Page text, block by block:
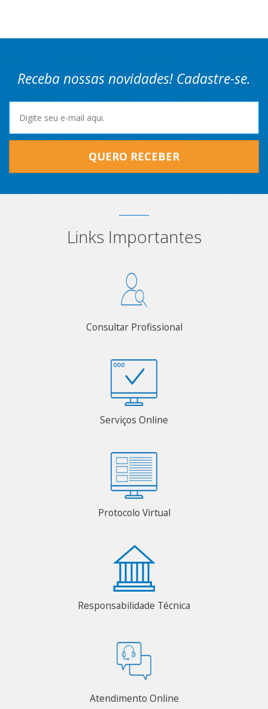
Receba nossas novidades! Cadastre-se.
QUERO RECEBER
Links Importantes
Consultar Profissional
Serviços Online
Protocolo Virtual
Responsabilidade Técnica
Atendimento Online